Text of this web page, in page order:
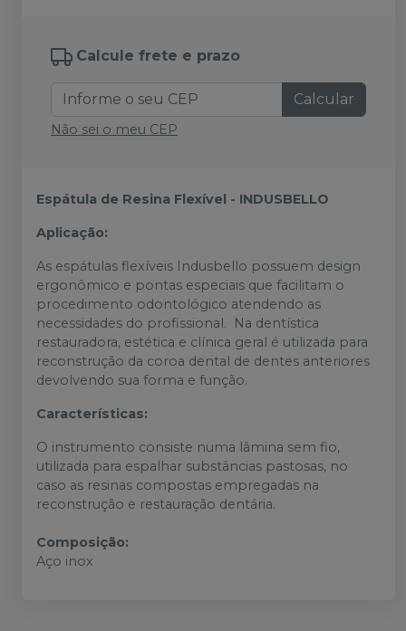
Calcule frete e prazo
Calcular
Não sei o meu CEP
Espátula de Resina Flexível - INDUSBELLO
Aplicação:
As espátulas flexíveis Indusbello possuem design
ergonômico e pontas especiais que facilitam o
procedimento odontológico atendendo as
necessidades do profissional. Na dentística
restauradora, estética e clínica geral é utilizada para
reconstrução da coroa dental de dentes anteriores
devolvendo sua forma e função.
Características:
O instrumento consiste numa lâmina sem fio,
utilizada para espalhar substâncias pastosas, no
caso as resinas compostas empregadas na
reconstrução e restauração dentária.
Composição:
Aço inox